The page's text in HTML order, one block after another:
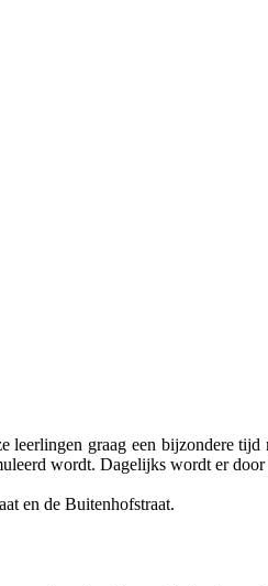
graag een bijzondere
wordt. Dagelijks wordt er
en de Buitenhofstraat.